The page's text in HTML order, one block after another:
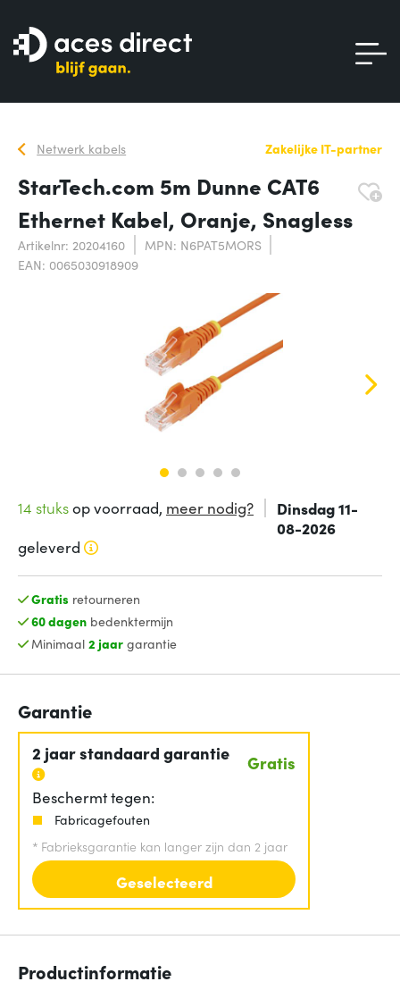
Netwerk kabels Zakelijke IT-partner
StarTech.com 5m Dunne CAT6
Ethernet Kabel, Oranje, Snagless
Artikelnr: 20204160
MPN: N6PAT5MORS
EAN: 0065030918909
14 stuksop voorraad, meer nodig?
Dinsdag 11-
08-2026
geleverd
Gratis retourneren
60 dagenbedenktermijn
Minimaal 2 jaargarantie
Garantie
2 jaar standaard garantie Gratis
Beschermt tegen:
Fabricagefouten
* Fabrieksgarantie kan langer zijn dan 2 jaar
Geselecteerd
Productinformatie